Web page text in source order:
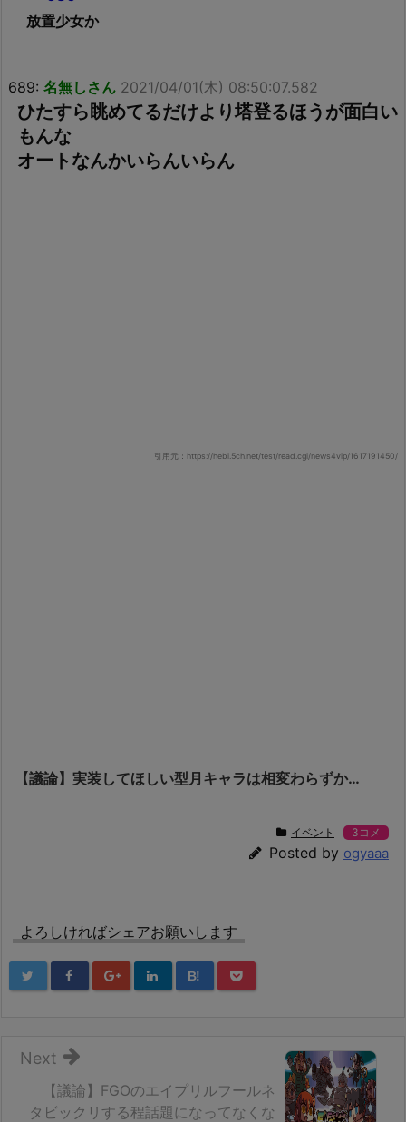
放置少女か
689: 名無しさん 2021/04/01(木) 08:50:07.582
ひたすら眺めてるだけより塔登るほうが面白い
もんな
オートなんかいらんいらん
引用元：https://hebi.5ch.net/test/read.cgi/news4vip/1617191450/
【議論】実装してほしい型月キャラは相変わらずか…
イベント 3コメ
Posted by ogyaaa
よろしければシェアお願いします
B!
【議論】FGOのエイプリルフールネ
タビックリする程話題になってなくな
Next